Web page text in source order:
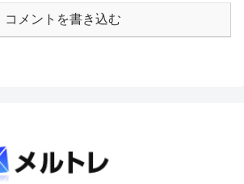
コメントを書き込む